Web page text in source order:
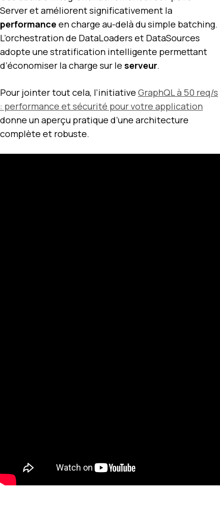
Server et améliorent significativement la
performance en charge au-delà du simple batching.
L’orchestration de DataLoaders et DataSources
adopte une stratification intelligente permettant
d’économiser la charge sur le serveur.
Pour jointer tout cela, l’initiative GraphQL à 50 req/s
: performance et sécurité pour votre application
donne un aperçu pratique d’une architecture
complète et robuste.